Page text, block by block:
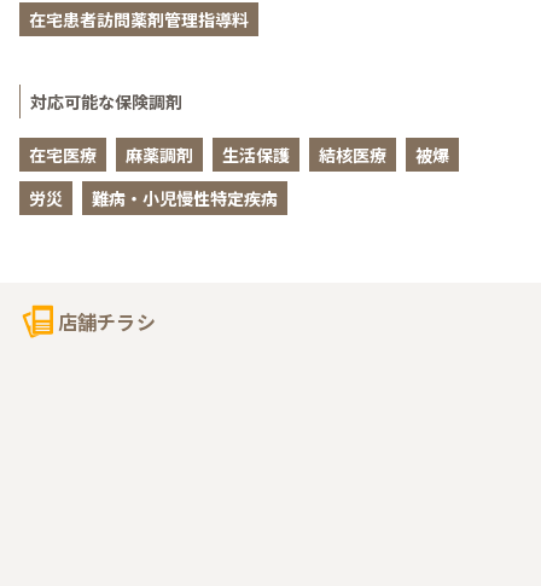
在宅患者訪問薬剤管理指導料
対応可能な保険調剤
在宅医療 麻薬調剤 生活保護 結核医療
被爆
労災
難病・小児慢性特定疾病
店舗チラシ